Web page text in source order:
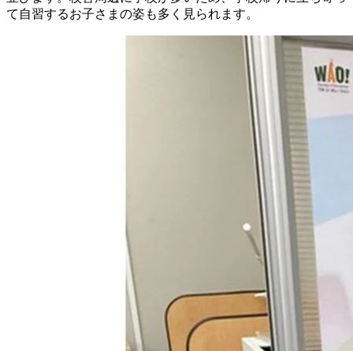
て自習するお子さまの姿も多く見られます。